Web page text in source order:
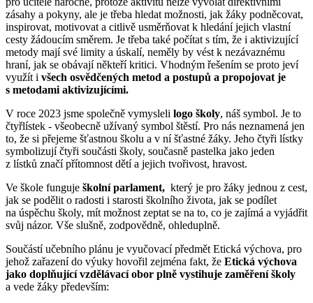
zásahy a pokyny, ale je třeba hledat možnosti, jak žáky podněcovat,
inspirovat, motivovat a citlivě usměrňovat k hledání jejich vlastní
cesty žádoucím směrem. Je třeba také počítat s tím, že i aktivizující
metody mají své limity a úskalí, neměly by vést k nezávaznému
hraní, jak se obávají někteří kritici. Vhodným řešením se proto jeví
využít i všech osvědčených metod a postupů a propojovat je
s metodami aktivizujícími.
V roce 2023 jsme společně vymysleli logo školy, náš symbol. Je to
čtyřlístek - všeobecně užívaný symbol štěstí. Pro nás neznamená jen
to, že si přejeme šťastnou školu a v ní šťastné žáky. Jeho čtyři lístky
symbolizují čtyři součásti školy, současně pastelka jako jeden
z lístků značí přítomnost dětí a jejich tvořivost, hravost.
Ve škole funguje školní parlament, který je pro žáky jednou z cest,
jak se podělit o radosti i starosti školního života, jak se podílet
na úspěchu školy, mít možnost zeptat se na to, co je zajímá a vyjádřit
svůj názor. Vše slušně, zodpovědně, ohleduplně.
Součástí učebního plánu je vyučovací předmět Etická výchova, pro
jehož zařazení do výuky hovořil zejména fakt, že Etická výchova
jako doplňující vzdělávací obor plně vystihuje zaměření školy
a vede žáky především: